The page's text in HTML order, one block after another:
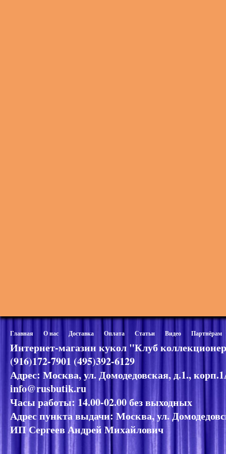
Главная О нас Доставка Оплата Статьи Видео Партнёрам
Интернет-магазин кукол "Клуб
(916)172-7901 (495)392-6129
Адрес: Москва, ул. Домодедовская, д.1.,
info@rusbutik.ru
Часы работы: 14.00-02.00 без выходных
Адрес пункта выдачи: Москва, ул.
ИП Сергеев Андрей Михайлович